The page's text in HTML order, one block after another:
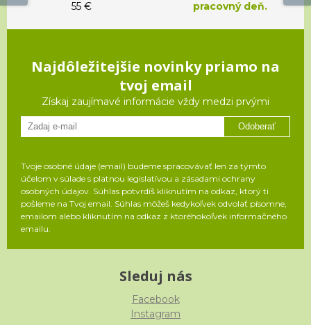
55 €
pracovný deň.
Najdôležitejšie novinky priamo na
tvoj email
Získaj zaujímavé informácie vždy medzi prvými
Odoberať
Tvoje osobné údaje (email) budeme spracovávať len za týmto
účelom v súlade s platnou legislatívou a zásadami ochrany
osobných údajov. Súhlas potvrdíš kliknutím na odkaz, ktorý ti
pošleme na Tvoj email. Súhlas môžeš kedykoľvek odvolať písomne,
emailom alebo kliknutím na odkaz z ktoréhokoľvek informačného
emailu.
Sleduj nás
Facebook
Instagram